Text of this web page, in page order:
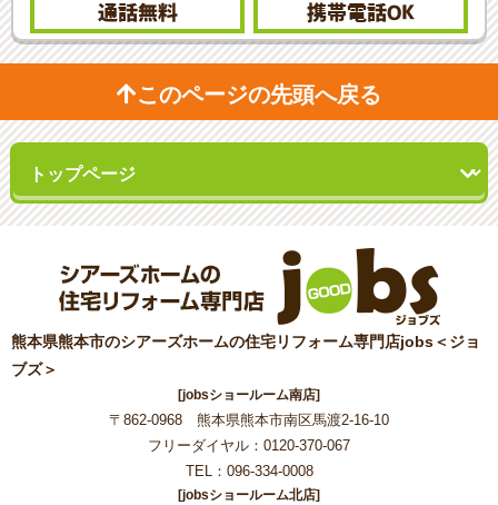
通話無料 携帯電話OK
このページの先頭へ戻る
熊本県熊本市のシアーズホームの住宅リフォーム専門店jobs＜ジョ
ブズ＞
[jobsショールーム南店]
〒862-0968 熊本県熊本市南区馬渡2-16-10
フリーダイヤル：0120-370-067
TEL：096-334-0008
[jobsショールーム北店]